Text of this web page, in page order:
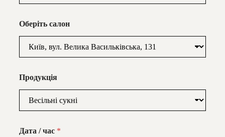
Оберіть салон
Продукція
Дата / час *